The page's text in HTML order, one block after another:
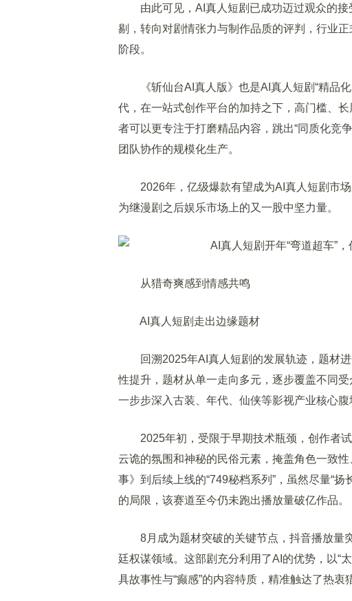
由此可见，AI真人短剧已成功迈过观众的
剔，转向对剧情张力与制作品质的评判，行业正
阶段。
《斩仙台AI真人版》也是AI真人短剧“精品化
代，在一站式创作平台的加持之下，高门槛、
者可以更专注于打磨精品内容，跳出“同质化竞
团队协作的规模化生产。
2026年，亿级爆款有望成为AI真人短剧市场
为继漫剧之后娱乐市场上的又一股中坚力量。
从猎奇爽感到情感共鸣
AI真人短剧走出边缘题材
回溯2025年AI真人短剧的发展轨迹，题材进
性提升，题材从单一走向多元，逐步覆盖不同
一步步深入古装、年代、仙侠等影视产业核心
2025年初，受限于早期技术瓶颈，创作者试
云诡的氛围和神秘的民俗元素，掩盖角色一致
事》到后续上线的“749秘档系列”，虽然尽量“
的局限，该赛道至今仍未跑出播放量破亿作品。
8月成为题材突破的关键节点，抖音播放量
廷权谋领域。这部剧充分利用了AI的优势，以“
具故事性与“癫感”的内容特质，精准触达了热衷